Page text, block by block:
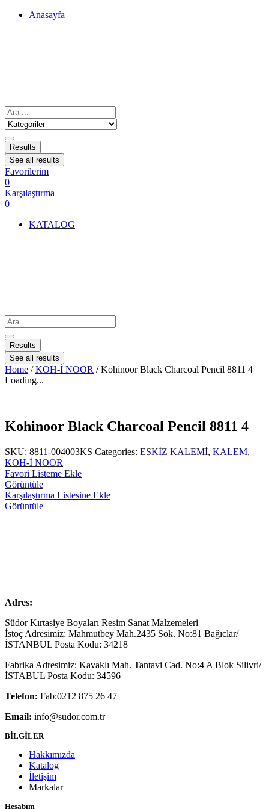
Anasayfa
Results
See all results
Favorilerim
0
Karşılaştırma
0
KATALOG
Results
See all results
Home /KOH-İ NOOR / Kohinoor Black Charcoal Pencil 8811 4
Loading...
Kohinoor Black Charcoal Pencil 8811 4
SKU: 8811-004003KS Categories: ESKİZ KALEMİ, KALEM,
KOH-İ NOOR
Favori Listeme Ekle
Görüntüle
Karşılaştırma Listesine Ekle
Görüntüle
Adres:
Südor Kırtasiye Boyaları Resim Sanat Malzemeleri
İstoç Adresimiz: Mahmutbey Mah.2435 Sok. No:81 Bağıclar/
İSTANBUL Posta Kodu: 34218
Fabrika Adresimiz: Kavaklı Mah. Tantavi Cad. No:4 A Blok Silivri/
İSTABUL Posta Kodu: 34596
Telefon: Fab:0212 875 26 47
Email: info@sudor.com.tr
BİLGİLER
Hakkımızda
Katalog
İletişim
Markalar
Hesabım